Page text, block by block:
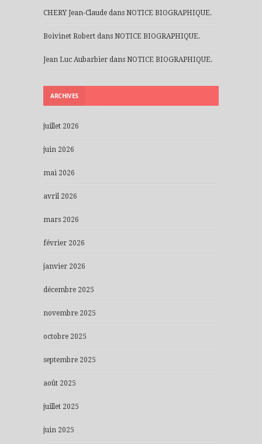
CHERY Jean-Claude dans NOTICE BIOGRAPHIQUE.
Boivinet Robert dans NOTICE BIOGRAPHIQUE.
Jean Luc Aubarbier dans NOTICE BIOGRAPHIQUE.
ARCHIVES
juillet 2026
juin 2026
mai 2026
avril 2026
mars 2026
février 2026
janvier 2026
décembre 2025
novembre 2025
octobre 2025
septembre 2025
août 2025
juillet 2025
juin 2025